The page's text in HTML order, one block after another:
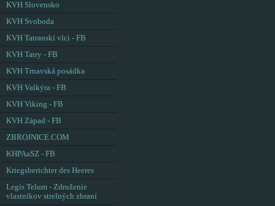
KVH Slovensko
KVH Svoboda
KVH Tatranskí vlci - FB
KVH Tatry - FB
KVH Trnavská posádka
KVH Valkýra - FB
KVH Viking - FB
KVH Západ - FB
ZBROJNICE.COM
KHPAaSZ - FB
Kriegsberichter des Heeres
Legis Telum - Združenie
vlastníkov strelných zbraní